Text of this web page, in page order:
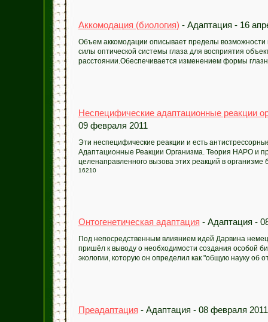
Аккомодация (биология) - Адаптация - 16
Объем аккомодации описывает пределы
силы оптической системы глаза для восприятия
расстоянии.Обеспечивается изменением формы
Неспецифические адаптационные реакции
09 февраля 2011
Эти неспецифические реакции и есть
Адаптационные Реакции Организма. Теория НАРО и
целенаправленного вызова этих реакций в
16210
Онтогенетическая адаптация - Адаптация -
Под непосредственным влиянием идей Дарвина
пришёл к выводу о необходимости создания особой
экологии, которую он определил как "общую науку об
Преадаптация - Адаптация - 08 февраля 2011